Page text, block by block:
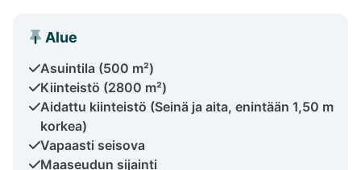
Alue
Asuintila (500 m²)
Kiinteistö (2800 m²)
Aidattu kiinteistö (Seinä ja aita, enintään 1,50 m
korkea)
Vapaasti seisova
Maaseudun sijainti